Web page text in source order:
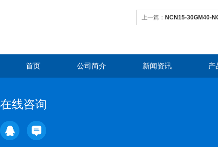
上一篇： NCN15-30GM40-
首页 公司简介 新闻资讯 产
在线咨询